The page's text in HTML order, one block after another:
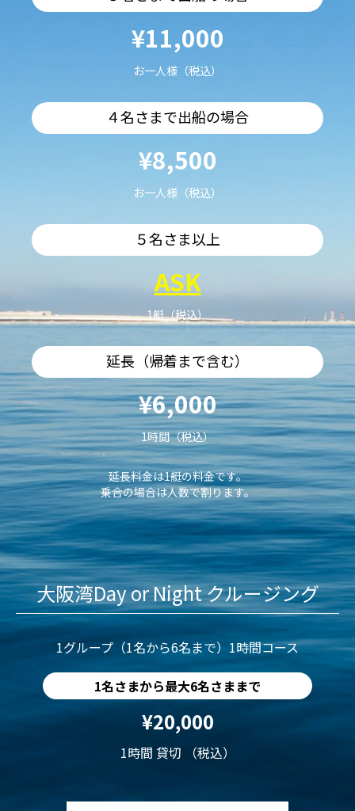
¥11,000
お一人様（税込）
４名さまで出船の場合
¥8,500
お一人様（税込）
５名さま以上
ASK
1艇（税込）
延長（帰着まで含む）
¥6,000
1時間（税込）
延長料金は1艇の料金です。
乗合の場合は人数で割ります。
大阪湾Day or Night クルージング
1グループ（1名から6名まで）1時間コース
1名さまから最大6名さままで
¥20,000
1時間 貸切 （税込）